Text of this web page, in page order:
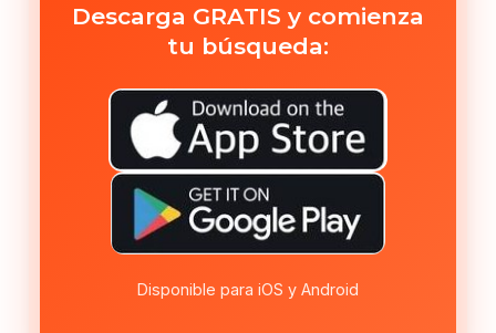
Descarga GRATIS y comienza
tu búsqueda:
Disponible para iOS y Android